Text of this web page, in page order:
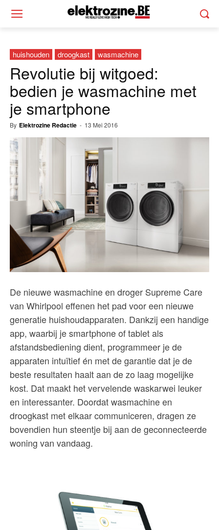
huishouden droogkast wasmachine
Revolutie bij witgoed:
bedien je wasmachine met
je smartphone
By Elektrozine Redactie - 13 Mei 2016
De nieuwe wasmachine en droger Supreme Care
van Whirlpool effenen het pad voor een nieuwe
generatie huishoudapparaten. Dankzij een handige
app, waarbij je smartphone of tablet als
afstandsbediening dient, programmeer je de
apparaten intuïtief én met de garantie dat je de
beste resultaten haalt aan de zo laag mogelijke
kost. Dat maakt het vervelende waskarwei leuker
en interessanter. Doordat wasmachine en
droogkast met elkaar communiceren, dragen ze
bovendien hun steentje bij aan de geconnecteerde
woning van vandaag.